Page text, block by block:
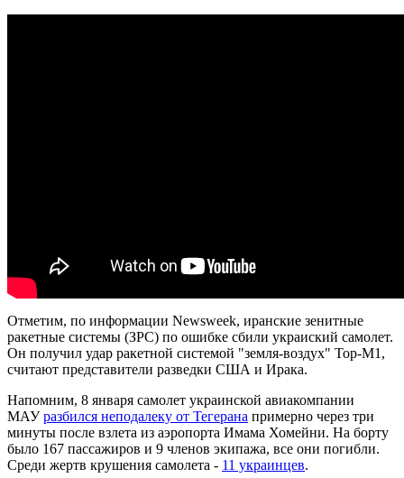
Отметим, по информации Newsweek, иранские зенитные
ракетные системы (ЗРС) по ошибке сбили украиский самолет.
Он получил удар ракетной системой "земля-воздух" Тор-М1,
считают представители разведки США и Ирака.
Напомним, 8 января самолет украинской авиакомпании
МАУразбился неподалеку от Тегерана примерно через три
минуты после взлета из аэропорта Имама Хомейни. На борту
было 167 пассажиров и 9 членов экипажа, все они погибли.
Среди жертв крушения самолета - 11 украинцев.